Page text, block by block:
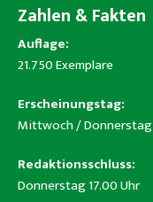
Zahlen & Fakten
Auflage:
21.750 Exemplare
Erscheinungstag:
Mittwoch / Donnerstag
Redaktionsschluss:
Donnerstag 17.00 Uhr